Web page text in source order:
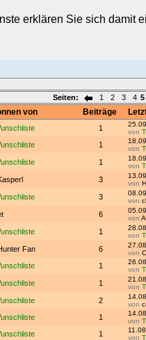
erklären Sie sich damit
Seiten:
1 2 3 4 5
von Beiträge
1
von
1
von
1
von
3
von
3
von
6
von
1
von
Fan 6
von
1
von
1
von
2
von
1
von
1
von